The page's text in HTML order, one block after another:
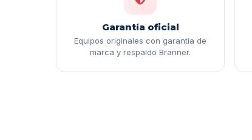
Garantía oficial
Equipos originales con garantía de
marca y respaldo Branner.